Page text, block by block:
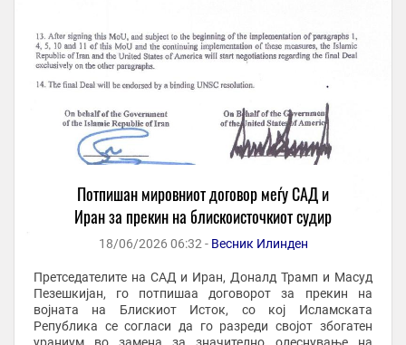
Потпишан мировниот договор меѓу САД и
Иран за прекин на блискоисточкиот судир
18/06/2026 06:32 - Весник Илинден
Претседателите на САД и Иран, Доналд Трамп и Масуд
Пезешкијан, го потпишаа договорот за прекин на
војната на Блискиот Исток, со кој Исламската
Република се согласи да го разреди својот збогатен